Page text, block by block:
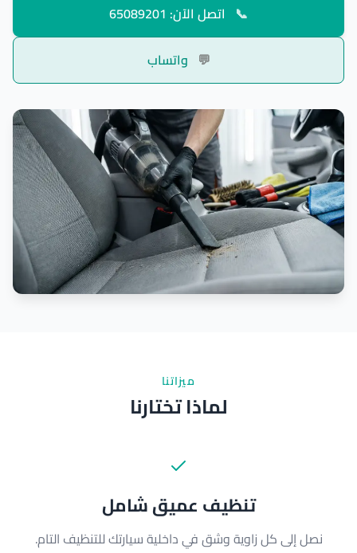
📞 اتصل الآن: 65089201
💬 واتساب
ميزاتنا
لماذا تختارنا
تنظيف عميق شامل
نصل إلى كل زاوية وشق في داخلية سيارتك للتنظيف التام.